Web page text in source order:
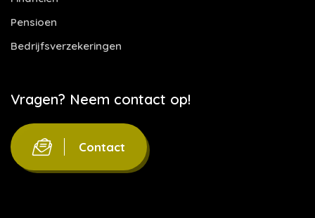
Pensioen
Bedrijfsverzekeringen
Vragen? Neem contact op!
Contact